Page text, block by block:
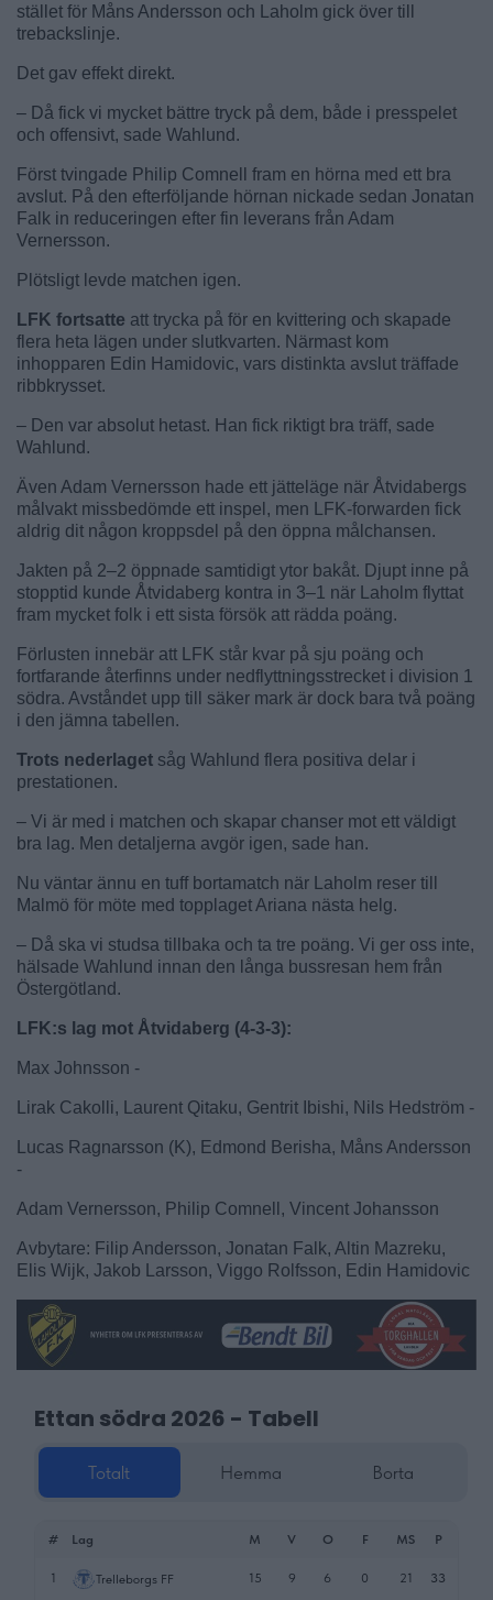
stället för Måns Andersson och Laholm gick över till
trebackslinje.
Det gav effekt direkt.
– Då fick vi mycket bättre tryck på dem, både i presspelet
och offensivt, sade Wahlund.
Först tvingade Philip Comnell fram en hörna med ett bra
avslut. På den efterföljande hörnan nickade sedan Jonatan
Falk in reduceringen efter fin leverans från Adam
Vernersson.
Plötsligt levde matchen igen.
LFK fortsatte att trycka på för en kvittering och skapade
flera heta lägen under slutkvarten. Närmast kom
inhopparen Edin Hamidovic, vars distinkta avslut träffade
ribbkrysset.
– Den var absolut hetast. Han fick riktigt bra träff, sade
Wahlund.
Även Adam Vernersson hade ett jätteläge när Åtvidabergs
målvakt missbedömde ett inspel, men LFK-forwarden fick
aldrig dit någon kroppsdel på den öppna målchansen.
Jakten på 2–2 öppnade samtidigt ytor bakåt. Djupt inne på
stopptid kunde Åtvidaberg kontra in 3–1 när Laholm flyttat
fram mycket folk i ett sista försök att rädda poäng.
Förlusten innebär att LFK står kvar på sju poäng och
fortfarande återfinns under nedflyttningsstrecket i division 1
södra. Avståndet upp till säker mark är dock bara två poäng
i den jämna tabellen.
Trots nederlaget såg Wahlund flera positiva delar i
prestationen.
– Vi är med i matchen och skapar chanser mot ett väldigt
bra lag. Men detaljerna avgör igen, sade han.
Nu väntar ännu en tuff bortamatch när Laholm reser till
Malmö för möte med topplaget Ariana nästa helg.
– Då ska vi studsa tillbaka och ta tre poäng. Vi ger oss inte,
hälsade Wahlund innan den långa bussresan hem från
Östergötland.
LFK:s lag mot Åtvidaberg (4-3-3):
Max Johnsson -
Lirak Cakolli, Laurent Qitaku, Gentrit Ibishi, Nils Hedström -
Lucas Ragnarsson (K), Edmond Berisha, Måns Andersson
-
Adam Vernersson, Philip Comnell, Vincent Johansson
Avbytare: Filip Andersson, Jonatan Falk, Altin Mazreku,
Elis Wijk, Jakob Larsson, Viggo Rolfsson, Edin Hamidovic